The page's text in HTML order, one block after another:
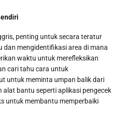
penting untuk secara teratur
dan mengidentifikasi area di mana
waktu untuk merefleksikan
cari tahu cara untuk
untuk meminta umpan balik dari
bantu seperti aplikasi pengecek
untuk membantu memperbaiki